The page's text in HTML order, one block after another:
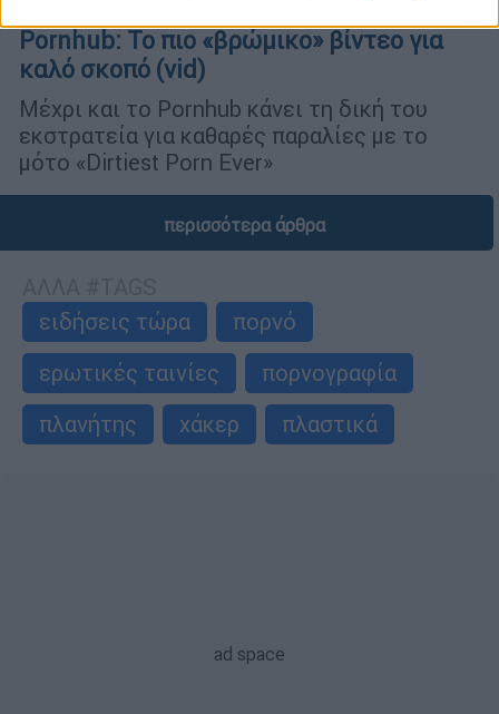
Pornhub: Το πιο «βρώμικο» βίντεο για
καλό σκοπό (vid)
Μέχρι και το Pornhub κάνει τη δική του
εκστρατεία για καθαρές παραλίες με το
μότο «Dirtiest Porn Ever»
περισσότερα άρθρα
ειδήσεις τώρα
πορνό
ερωτικές ταινίες
πορνογραφία
πλανήτης
χάκερ πλαστικά